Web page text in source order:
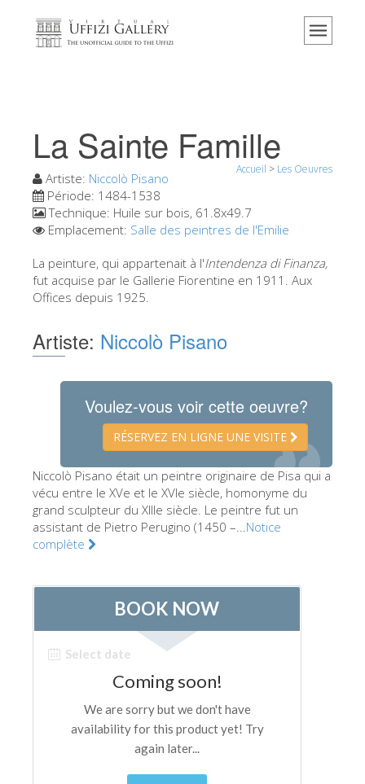
Accueil
Événements et expositions
L' avis des visiteurs
Contact
Explorer la Galerie
Réserver
Visite virtuelle
Les Salles
Les Artistes
Les nouvelles salles
Les autres Musées
Le Musée national du Bargello
Galerie de l'Académie
La Galerie Palatine
Le Musée de San Marco
Musée Archéologique
Opificio delle Pietre Dure
Le Musée Galilée
Le Jardin de Boboli
La tour d'Arnolfo
La Sainte Famille
Accueil > Les Oeuvres
Artiste: Niccolò Pisano
Période: 1484-1538
Technique: Huile sur bois, 61.8x49.7
Emplacement: Salle des peintres de l'Emilie
La peinture, qui appartenait à l'Intendenza di Finanza,
fut acquise par le Gallerie Fiorentine en 1911. Aux
Offices depuis 1925.
Artiste: Niccolò Pisano
Voulez-vous voir cette oeuvre?
RÉSERVEZ EN LIGNE UNE VISITE
Niccolò Pisano était un peintre originaire de Pisa qui a
vécu entre le XVe et le XVIe siècle, homonyme du
grand sculpteur du XIIIe siècle. Le peintre fut un
assistant de Pietro Perugino (1450 –...Notice
complète